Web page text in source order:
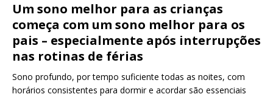
Um sono melhor para as crianças
começa com um sono melhor para os
pais – especialmente após interrupções
nas rotinas de férias
Sono profundo, por tempo suficiente todas as noites, com
horários consistentes para dormir e acordar são essenciais